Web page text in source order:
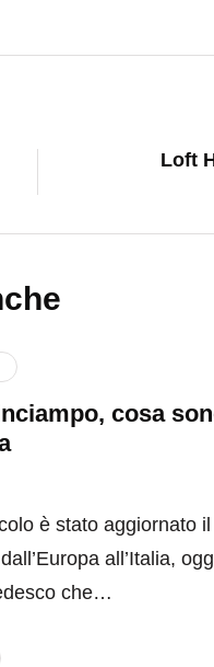
Loft
cosa
è stato aggiornato
all’Italia,
che…